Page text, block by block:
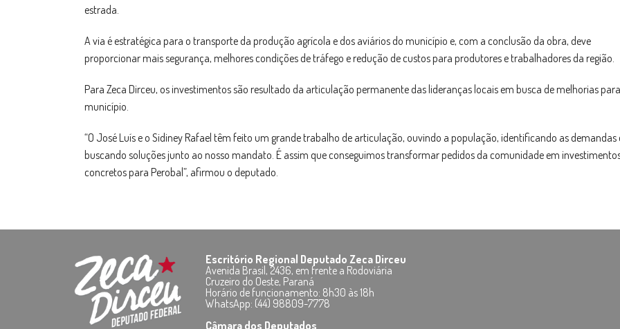
estrada.
A via é estratégica para o transporte da produção agrícola e dos aviários do município e, com a conclusão da obra, deve
proporcionar mais segurança, melhores condições de tráfego e redução de custos para produtores e trabalhadores da região.
Para Zeca Dirceu, os investimentos são resultado da articulação permanente das lideranças locais em busca de melhorias
município.
“O José Luís e o Sidiney Rafael têm feito um grande trabalho de articulação, ouvindo a população, identificando as demandas
buscando soluções junto ao nosso mandato. É assim que conseguimos transformar pedidos da comunidade em
concretos para Perobal”, afirmou o deputado.
Escritório Regional Deputado Zeca Dirceu
Avenida Brasil, 2436, em frente a Rodoviária
Cruzeiro do Oeste, Paraná
Horário de funcionamento: 8h30 às 18h
WhatsApp: (44) 98809-7778
Câmara dos Deputados